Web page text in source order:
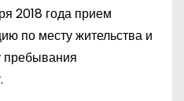
2018 года прием
по месту жительства и
пребывания